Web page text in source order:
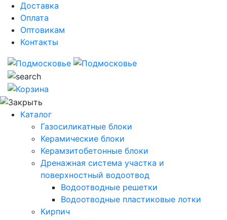
Доставка
Оплата
Оптовикам
Контакты
Каталог
Газосиликатные блоки
Керамические блоки
Керамзитобетонные блоки
Дренажная система участка и
поверхностный водоотвод
Водоотводные решетки
Водоотводные пластиковые лотки
Кирпич